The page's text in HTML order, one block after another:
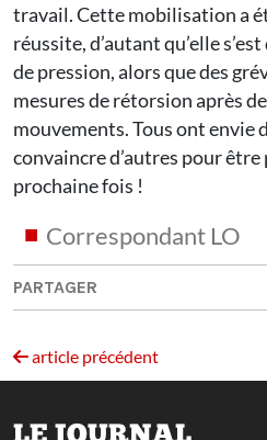
travail. Cette mobilisation a
réussite, d’autant qu’elle
de pression, alors que des
mesures de rétorsion après
mouvements. Tous ont envie
convaincre d’autres pour
prochaine fois !
Correspondant LO
PARTAGER
article précédent